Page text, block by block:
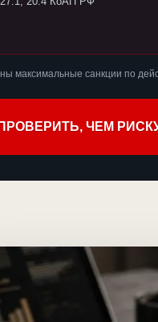
максимальные санкции по
ПРОВЕРИТЬ, ЧЕМ